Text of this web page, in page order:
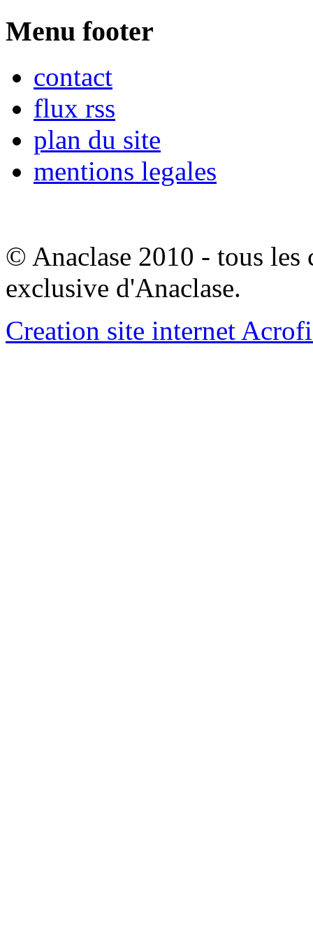
Menu footer
contact
flux rss
plan du site
mentions legales
© Anaclase 2010 - tous les
exclusive d'Anaclase.
Creation site internet